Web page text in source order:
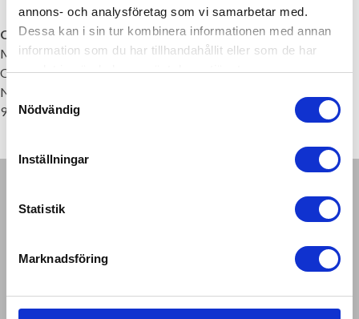
annons- och analysföretag som vi samarbetar med.
Dessa kan i sin tur kombinera informationen med annan
information som du har tillhandahållit eller som de har
samlat in när du har använt deras tjänster.
Samtyckesval
Nödvändig
Inställningar
Statistik
Marknadsföring
Cancerakademin
Monica Sandström
Onkologi
Norrlands Universitetssjukhus
90185 Umeå
Onkologi
90185 Umeå
KONTAKTPERSON